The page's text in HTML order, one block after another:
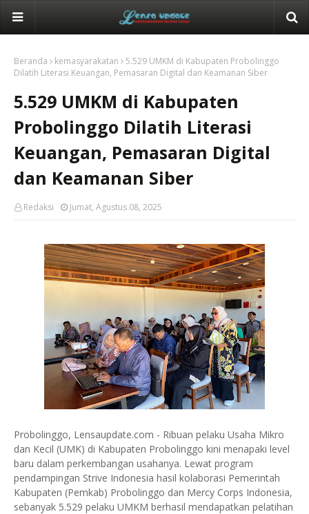
Beranda kemasyarakatan
5.529 UMKM di Kabupaten Probolinggo
Dilatih Literasi Keuangan, Pemasaran Digital dan Keamanan Siber
5.529 UMKM di Kabupaten
Probolinggo Dilatih Literasi
Keuangan, Pemasaran Digital
dan Keamanan Siber
Redaksi Jumat, Agustus 08, 2025
Probolinggo, Lensaupdate.com - Ribuan pelaku Usaha Mikro
dan Kecil (UMK) di Kabupaten Probolinggo kini menapaki level
baru dalam perkembangan usahanya. Lewat program
pendampingan Strive Indonesia hasil kolaborasi Pemerintah
Kabupaten (Pemkab) Probolinggo dan Mercy Corps Indonesia,
sebanyak 5.529 pelaku UMKM berhasil mendapatkan pelatihan